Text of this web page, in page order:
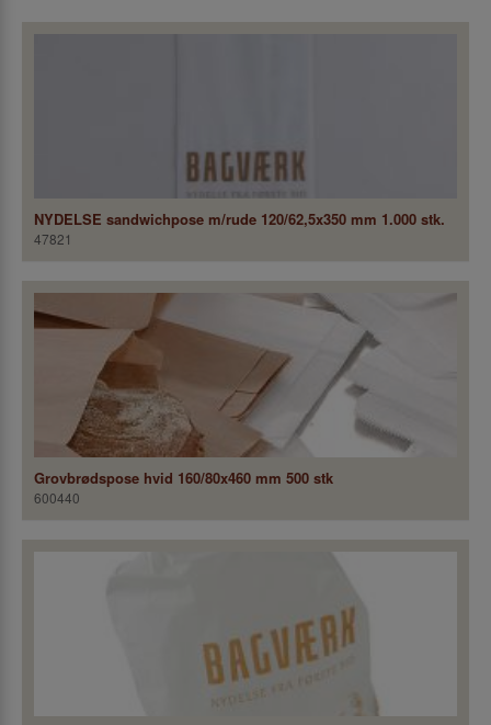
NYDELSE sandwichpose m/rude 120/62,5x350 mm 1.000 stk.
47821
Grovbrødspose hvid 160/80x460 mm 500 stk
600440